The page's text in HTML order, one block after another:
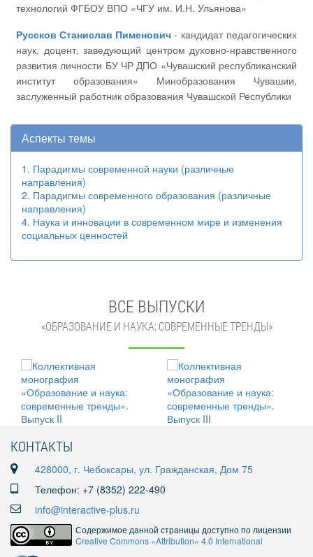
технологий ФГБОУ ВПО «ЧГУ им. И.Н. Ульянова»
Руссков Станислав Пименович
наук, доцент, заведующий центром духовно-нравственного
развития личности БУ ЧР ДПО «Чувашский республиканский
институт образования» Минобразования Чувашии,
заслуженный работник образования Чувашской Республики
Аспекты темы
1. Парадигмы современной науки (различные
направления)
2. Парадигмы современного образования (различные
направления)
4. Наука и инновации в современном мире и изменения
социальных ценностей
ВСЕ ВЫПУСКИ
«ОБРАЗОВАНИЕ И НАУКА: СОВРЕМЕННЫЕ ТРЕНДЫ»
КОНТАКТЫ
428000, г. Чебоксары, ул. Гражданская, Дом 75
Телефон: +7 (8352) 222-490
info@interactive-plus.ru
Содержимое данной страницы доступно по лицензии
Creative Commons «Attribution» 4.0 International